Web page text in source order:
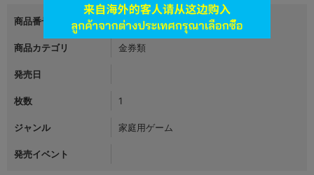
商品番号 L02576099
商品カテゴリ 金券類
発売日
枚数 1
ジャンル 家庭用ゲーム
発売イベント